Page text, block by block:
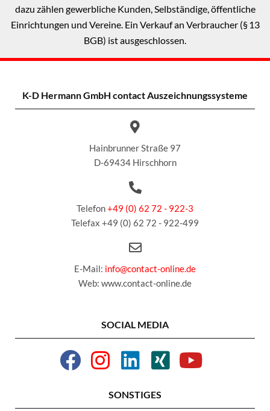
dazu zählen gewerbliche Kunden, Selbständige, öffentliche
Einrichtungen und Vereine. Ein Verkauf an Verbraucher (§ 13
BGB) ist ausgeschlossen.
K-D Hermann GmbH contact Auszeichnungssysteme
Hainbrunner Straße 97
D-69434 Hirschhorn
Telefon+49 (0) 62 72 - 922-3
Telefax +49 (0) 62 72 - 922-499
E-Mail: info@contact-online.de
Web: www.contact-online.de
SOCIAL MEDIA
SONSTIGES